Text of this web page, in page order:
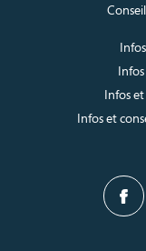
Infos
Infos et